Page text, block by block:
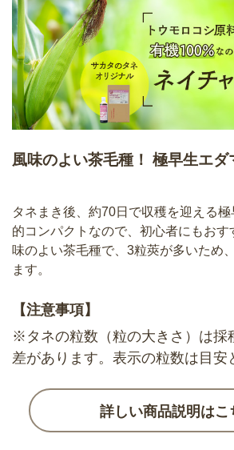
風味のよい茶毛種！ 極早生エダ
タネまき後、約70日で収穫を迎える
的コンパクトなので、初心者にもお
味のよい茶毛種で、3粒莢が多いため
ます。
【注意事項】
※タネの粒数（粒の大きさ）は採
差があります。表示の粒数は目安
詳しい商品説明はこ